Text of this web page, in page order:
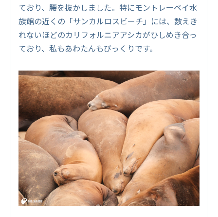
ており、腰を抜かしました。特にモントレーベイ水
族館の近くの「サンカルロスビーチ」には、数えき
れないほどのカリフォルニアアシカがひしめき合っ
ており、私もあわたんもびっくりです。